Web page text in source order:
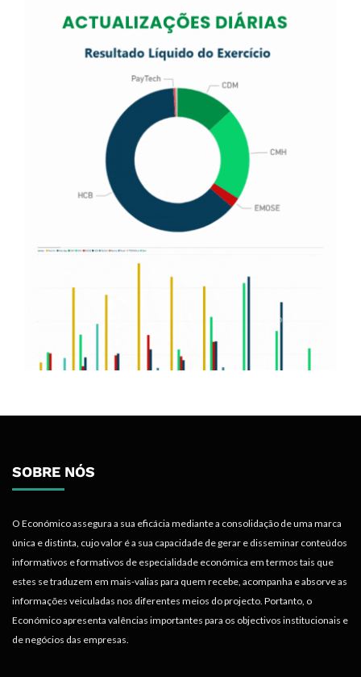
SOBRE NÓS
O Económico assegura a sua eficácia mediante a consolidação de uma marca
única e distinta, cujo valor é a sua capacidade de gerar e disseminar conteúdos
informativos e formativos de especialidade económica em termos tais que
estes se traduzem em mais-valias para quem recebe, acompanha e absorve as
informações veiculadas nos diferentes meios do projecto. Portanto, o
Económico apresenta valências importantes para os objectivos institucionais e
de negócios das empresas.